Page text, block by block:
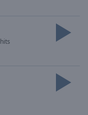
hits